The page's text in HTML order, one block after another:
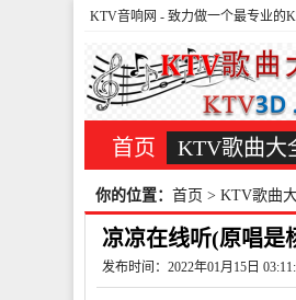
KTV音响网 - 致力做一个最专业的
首页 KTV歌曲大
你的位置： 首页 > KTV歌曲
凉凉在线听(原唱是
发布时间：2022年01月15日